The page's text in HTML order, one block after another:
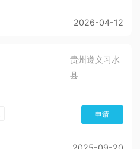
2026-04-12
贵州遵义习水
县
申请